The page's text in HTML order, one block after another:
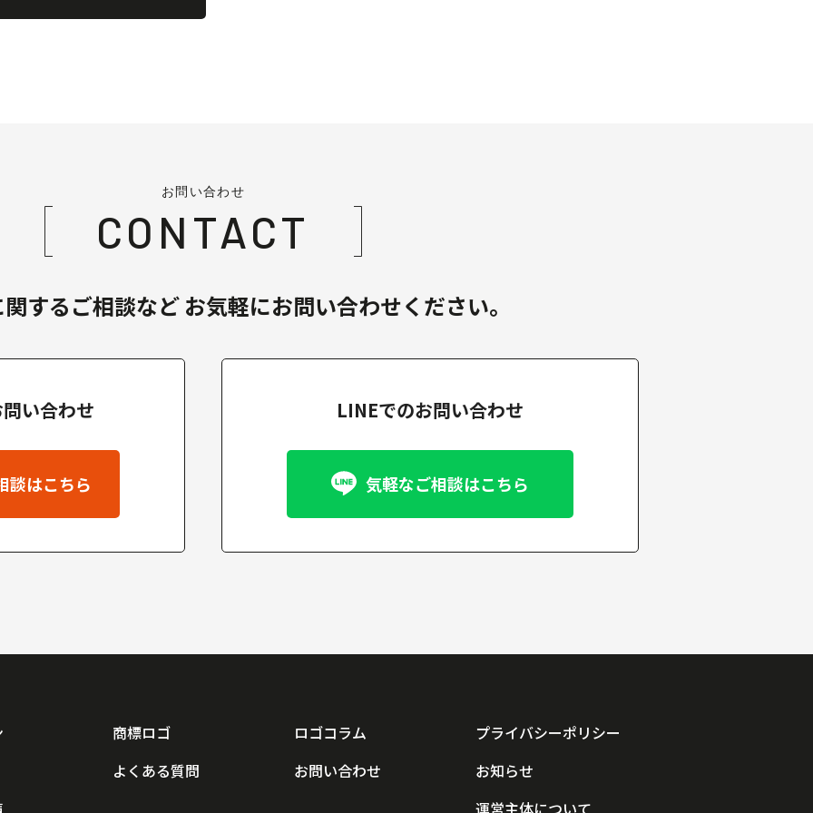
お問い合わせ
CONTACT
するご相談など お気軽にお問い合わせください。
い合わせ
談はこちら
LINEでのお問い合わせ
気軽なご相談はこちら
商標ロゴ
よくある質問
ロゴコラム
お問い合わせ
プライバシーポリシー
お知らせ
運営主体について